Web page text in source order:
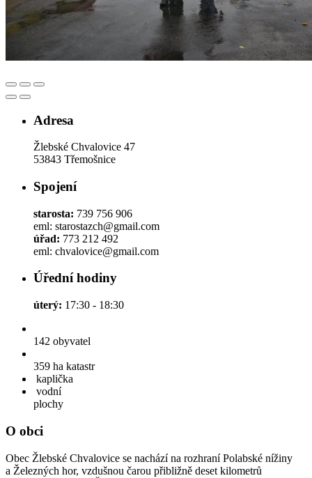
Adresa
Žlebské Chvalovice 47
53843 Třemošnice
Spojení
starosta: 739 756 906
eml: starostazch@gmail.com
úřad: 773 212 492
eml: chvalovice@gmail.com
Úřední hodiny
úterý: 17:30 - 18:30
142 obyvatel
359 ha katastr
kaplička
vodní
plochy
O obci
Obec Žlebské Chvalovice se nachází na rozhraní Polabské nížiny
a Železných hor, vzdušnou čarou přibližně deset kilometrů